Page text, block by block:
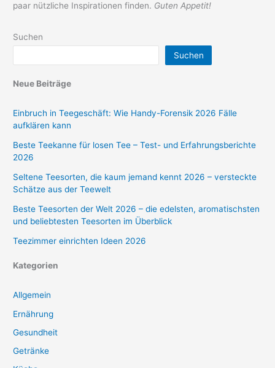
paar nützliche Inspirationen finden. Guten Appetit!
Suchen
Suchen
Neue Beiträge
Einbruch in Teegeschäft: Wie Handy-Forensik 2026 Fälle
aufklären kann
Beste Teekanne für losen Tee – Test- und Erfahrungsberichte
2026
Seltene Teesorten, die kaum jemand kennt 2026 – versteckte
Schätze aus der Teewelt
Beste Teesorten der Welt 2026 – die edelsten, aromatischsten
und beliebtesten Teesorten im Überblick
Teezimmer einrichten Ideen 2026
Kategorien
Allgemein
Ernährung
Gesundheit
Getränke